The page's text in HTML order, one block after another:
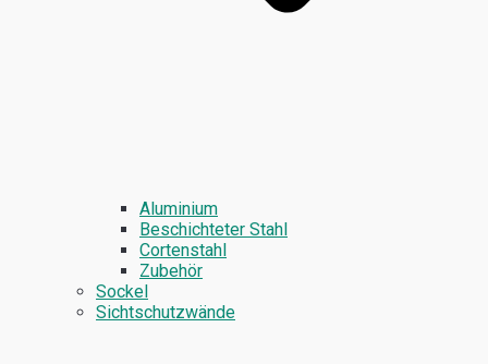
Aluminium
Beschichteter Stahl
Cortenstahl
Zubehör
Sockel
Sichtschutzwände